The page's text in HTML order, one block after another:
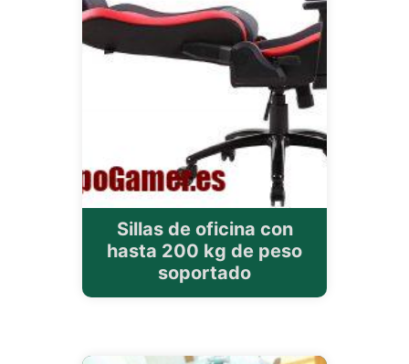
Sillas de oficina con
hasta 200 kg de peso
soportado